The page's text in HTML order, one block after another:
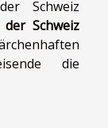
Schweiz
Schweiz
die